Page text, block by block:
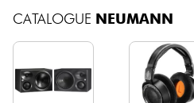
CATALOGUE NEUMANN